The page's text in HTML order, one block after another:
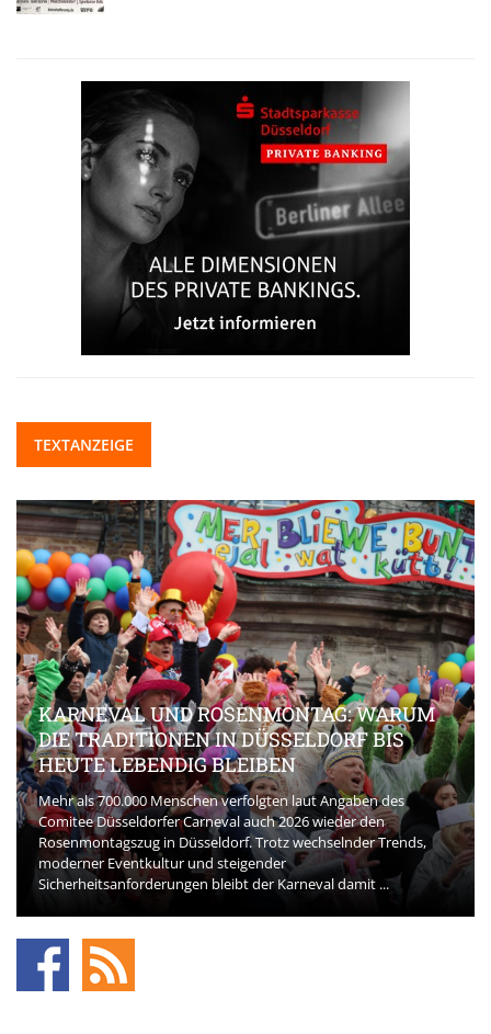
TEXTANZEIGE
KARNEVAL UND ROSENMONTAG: WARUM
DIE TRADITIONEN IN DÜSSELDORF BIS
HEUTE LEBENDIG BLEIBEN
Mehr als 700.000 Menschen verfolgten laut Angaben des
Comitee Düsseldorfer Carneval auch 2026 wieder den
Rosenmontagszug in Düsseldorf. Trotz wechselnder Trends,
moderner Eventkultur und steigender
Sicherheitsanforderungen bleibt der Karneval damit ...